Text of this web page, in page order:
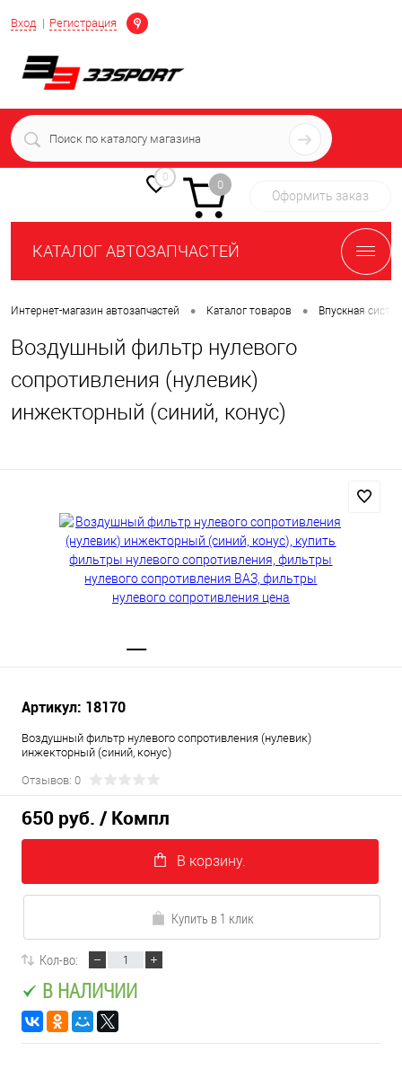
Вход Регистрация
Определение
+7 (939) 716-10-06
пн-пт 7:00-16:00 МСК
0
0
Оформить заказ
КАТАЛОГ АВТОЗАПЧАСТЕЙ
Интернет-магазин автозапчастей • Каталог товаров • Впускная
Воздушный фильтр нулевого
сопротивления (нулевик)
инжекторный (синий, конус)
Артикул: 18170
Воздушный фильтр нулевого сопротивления (нулевик)
инжекторный (синий, конус)
Отзывов: 0
650 руб. / Компл
В корзину.
Купить в 1 клик
Кол-во:
В НАЛИЧИИ